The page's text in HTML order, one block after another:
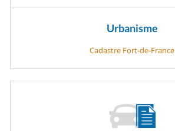
Urbanisme
Cadastre Fort-de-France